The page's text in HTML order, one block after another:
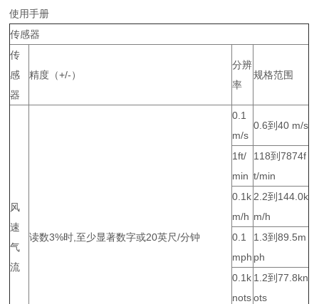
使用手册
传感器
传
感
器
精度（+/-）
分辨
率
规格范围
风
速
气
流
读数3%时,至少显著数字或20英尺/分钟
0.1
m/s
0.6到40 m/s
1ft/
min
118到7874f
t/min
0.1k
m/h
2.2到144.0k
m/h
0.1
mph
1.3到89.5m
ph
0.1k
nots
1.2到77.8kn
ots